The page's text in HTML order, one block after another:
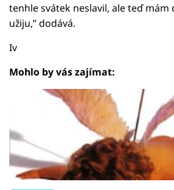
tenhle svátek neslavil, ale teď mám
užiju,” dodává.
Iv
Mohlo by vás zajímat: